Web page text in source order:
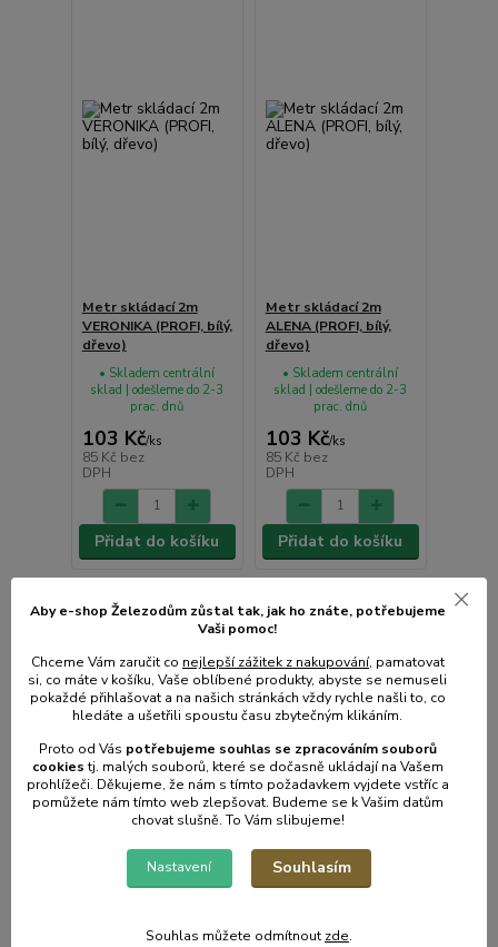
Metr skládací 2m
VERONIKA (PROFI, bílý,
dřevo)
103 Kč/ks
85 Kč bez
DPH
• Skladem centrální
sklad | odešleme do 2-3
prac. dnů
Přidat do košíku
Metr skládací 2m
ALENA (PROFI, bílý,
dřevo)
103 Kč/ks
85 Kč bez
DPH
• Skladem centrální
sklad | odešleme do 2-3
prac. dnů
Přidat do košíku
Metr skládací 2m
Metr skládací 2m
Aby e-shop Železodům zůstal tak, jak ho znáte, potřebujeme
Vaši pomoc!
Chceme Vám zaručit co nejlepší zážitek z nakupování, pamatovat
si, co máte v košíku, Vaše oblíbené produkty, abyste se nemuseli
pokaždé přihlašovat a na našich stránkách vždy rychle našli to, co
hledáte a ušetřili spoustu času zbytečným klikáním.
Proto od Vás potřebujeme souhlas se zpracováním souborů
cookiestj. malých souborů, které se dočasně ukládají na Vašem
prohlížeči. Děkujeme, že nám s tímto požadavkem vyjdete vstříc a
pomůžete nám tímto web zlepšovat. Budeme se k Vašim datům
chovat slušně. To Vám slibujeme!
Nastavení Souhlasím
Souhlas můžete odmítnout zde.